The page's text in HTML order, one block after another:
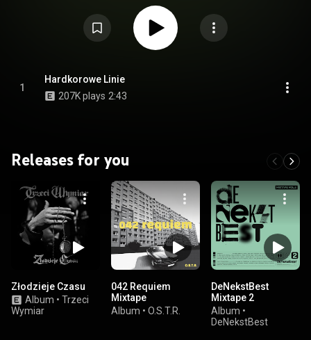
1
Hardkorowe Linie
207K plays 2:43
Releases for you
Złodzieje Czasu
Album • Trzeci
Wymiar
042 Requiem
Mixtape
Album • O.S.T.R.
DeNekstBest
Mixtape 2
Album •
DeNekstBest